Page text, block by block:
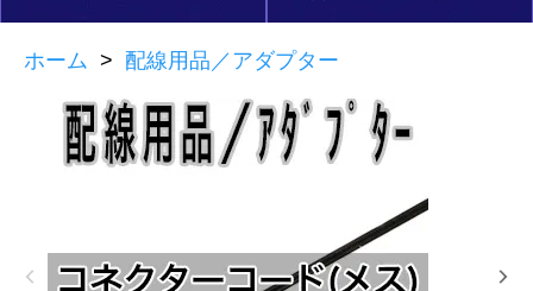
ホーム > 配線用品／アダプター